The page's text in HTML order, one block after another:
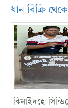
ধান বিক্রি
ঝিনাইদহে